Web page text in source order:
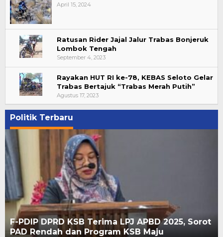
April 15, 2024
Ratusan Rider Jajal Jalur Trabas Bonjeruk
Lombok Tengah
September 4, 2023
Rayakan HUT RI ke-78, KEBAS Seloto Gelar
Trabas Bertajuk “Trabas Merah Putih”
Agustus 17, 2023
Politik Terbaru
F-PDIP DPRD KSB Terima LPJ APBD 2025, Sorot
PAD Rendah dan Program KSB Maju